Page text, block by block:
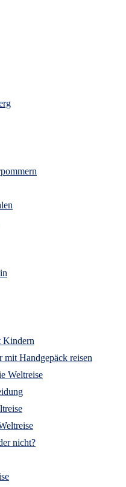
Kindern
mit Handgepäck reisen
Weltreise
nicht?